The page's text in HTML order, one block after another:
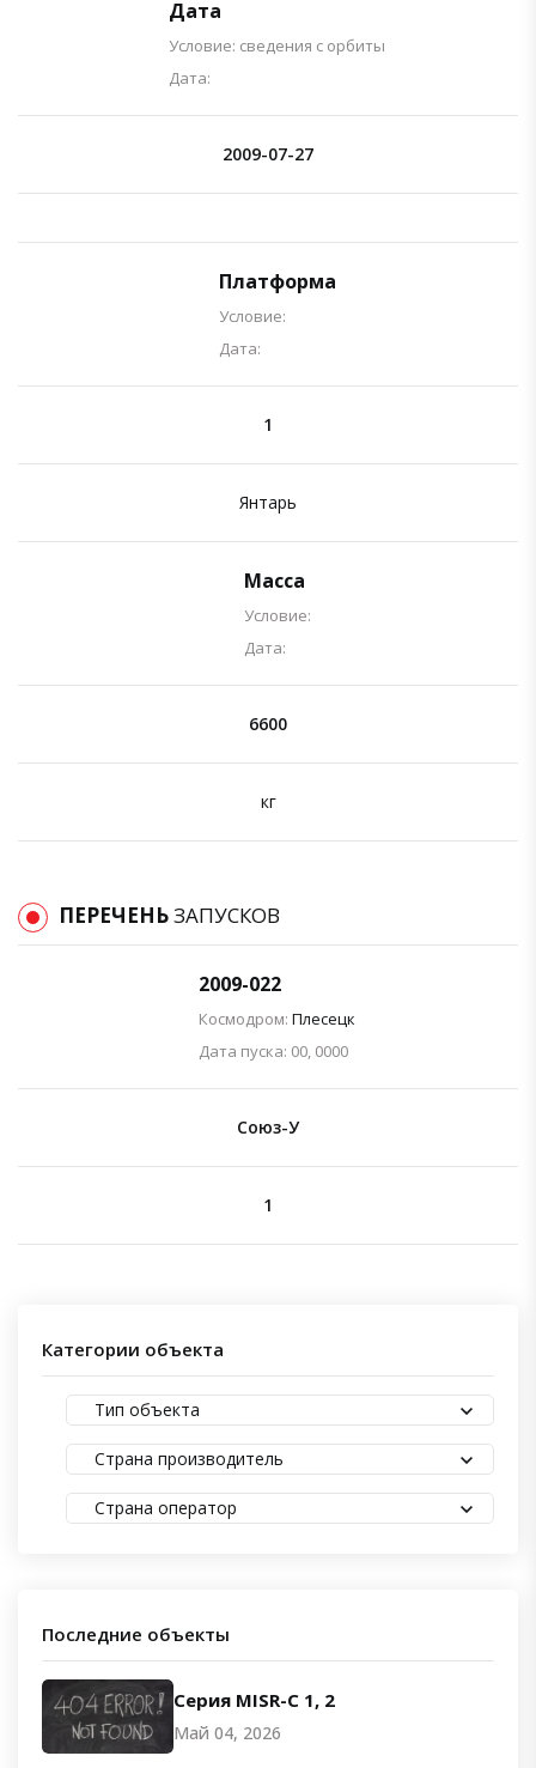
Дата
Условие: сведения с орбиты
Дата:
2009-07-27
Платформа
Условие:
Дата:
1
Янтарь
Масса
Условие:
Дата:
6600
кг
ПЕРЕЧЕНЬЗАПУСКОВ
2009-022
Космодром: Плесецк
Дата пуска: 00, 0000
Союз-У
1
Категории объекта
Тип объекта
Страна производитель
Страна оператор
Последние объекты
Серия MISR-C 1, 2
Май 04, 2026